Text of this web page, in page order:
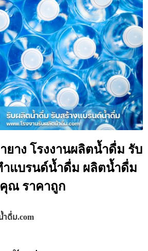
าง โรงงานผลิตน้ำดื่ม รับ
แบรนด์น้ำดื่ม ผลิตน้ำดื่ม
ณ ราคาถูก
ำดื่ม.com